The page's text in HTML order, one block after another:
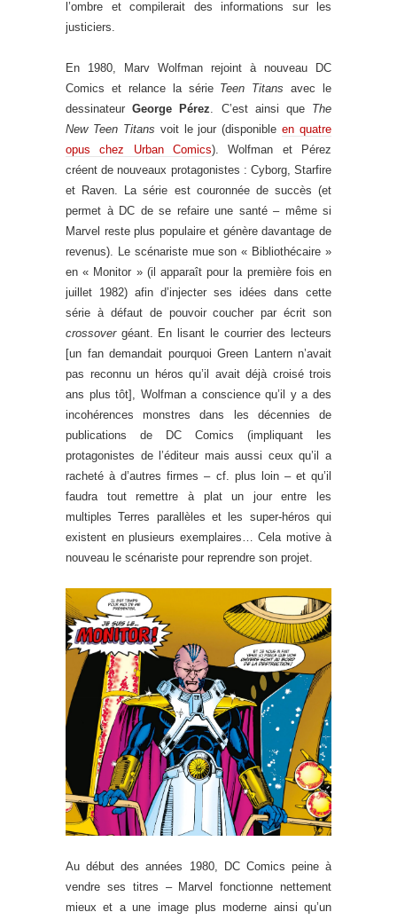
l’ombre et compilerait des informations sur les
justiciers.
En 1980, Marv Wolfman rejoint à nouveau DC
Comics et relance la série Teen Titans avec le
dessinateurGeorge Pérez . C’est ainsi que The
New Teen Titans voit le jour (disponibleen quatre
opus chez Urban Comics). Wolfman et Pérez
créent de nouveaux protagonistes : Cyborg, Starfire
et Raven. La série est couronnée de succès (et
permet à DC de se refaire une santé – même si
Marvel reste plus populaire et génère davantage de
revenus). Le scénariste mue son « Bibliothécaire »
en « Monitor » (il apparaît pour la première fois en
juillet 1982) afin d’injecter ses idées dans cette
série à défaut de pouvoir coucher par écrit son
crossovergéant. En lisant le courrier des lecteurs
[un fan demandait pourquoi Green Lantern n’avait
pas reconnu un héros qu’il avait déjà croisé trois
ans plus tôt], Wolfman a conscience qu’il y a des
incohérences monstres dans les décennies de
publications de DC Comics (impliquant les
protagonistes de l’éditeur mais aussi ceux qu’il a
racheté à d’autres firmes – cf. plus loin – et qu’il
faudra tout remettre à plat un jour entre les
multiples Terres parallèles et les super-héros qui
existent en plusieurs exemplaires… Cela motive à
nouveau le scénariste pour reprendre son projet.
Au début des années 1980, DC Comics peine à
vendre ses titres – Marvel fonctionne nettement
mieux et a une image plus moderne ainsi qu’un